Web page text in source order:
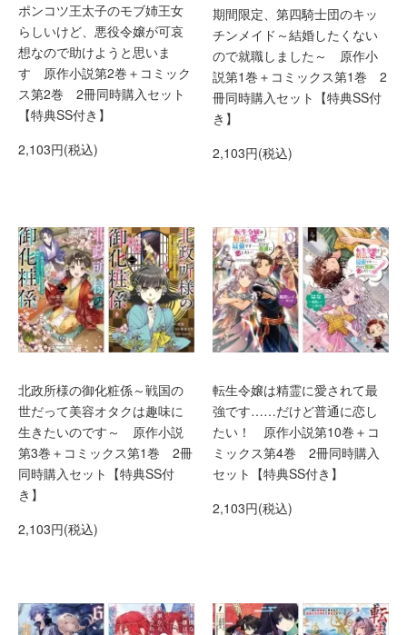
ポンコツ王太子のモブ姉王女
らしいけど、悪役令嬢が可哀
想なので助けようと思いま
す 原作小説第2巻＋コミック
ス第2巻 2冊同時購入セット
【特典SS付き】
2,103円(税込)
期間限定、第四騎士団のキッ
チンメイド～結婚したくない
ので就職しました～ 原作小
説第1巻＋コミックス第1巻 2
冊同時購入セット【特典SS付
き】
2,103円(税込)
北政所様の御化粧係～戦国の
世だって美容オタクは趣味に
生きたいのです～ 原作小説
第3巻＋コミックス第1巻 2冊
同時購入セット【特典SS付
き】
2,103円(税込)
転生令嬢は精霊に愛されて最
強です……だけど普通に恋し
たい！ 原作小説第10巻＋コ
ミックス第4巻 2冊同時購入
セット【特典SS付き】
2,103円(税込)